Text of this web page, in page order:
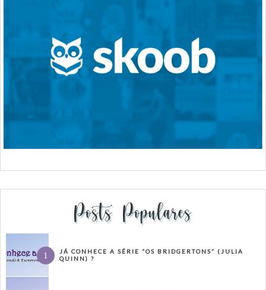
Posts Populares
JÁ CONHECE A SÉRIE “OS BRIDGERTONS” (JULIA
QUINN) ?